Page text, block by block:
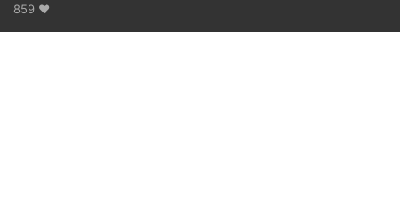
859 ♥